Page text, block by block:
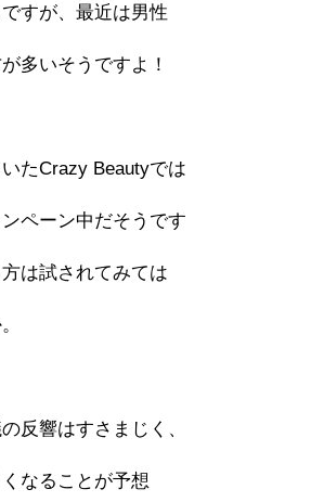
すが、最近は男性
多いそうですよ！
たCrazy Beautyでは
ペーン中だそうです
は試されてみては
反響はすさまじく、
なることが予想